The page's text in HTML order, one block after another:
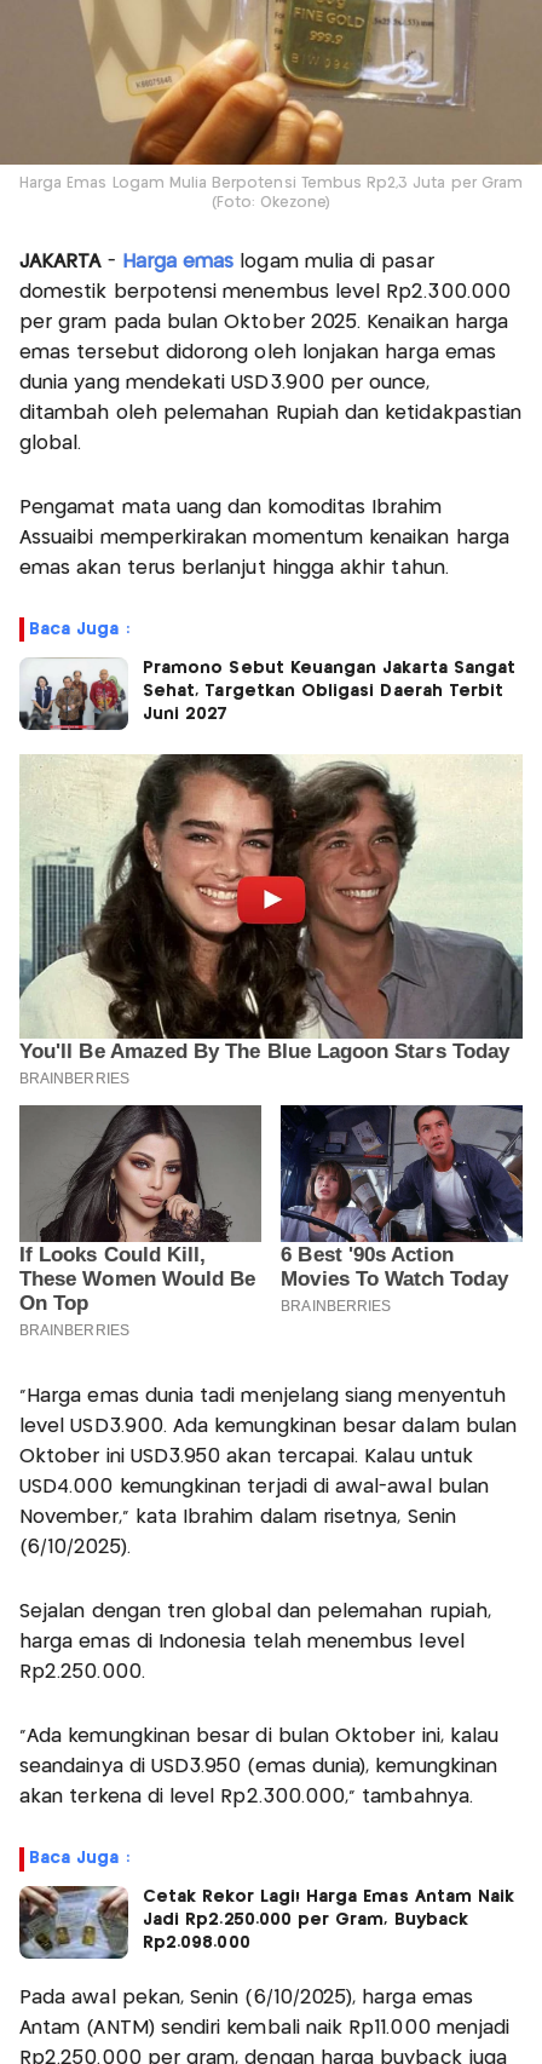
Harga Emas Logam Mulia Berpotensi Tembus Rp2,3 Juta per Gram
(Foto: Okezone)
JAKARTA - Harga emas logam mulia di pasar
domestik berpotensi menembus level Rp2.300.000
per gram pada bulan Oktober 2025. Kenaikan harga
emas tersebut didorong oleh lonjakan harga emas
dunia yang mendekati USD3.900 per ounce,
ditambah oleh pelemahan Rupiah dan ketidakpastian
global.
Pengamat mata uang dan komoditas Ibrahim
Assuaibi memperkirakan momentum kenaikan harga
emas akan terus berlanjut hingga akhir tahun.
Baca Juga :
Pramono Sebut Keuangan Jakarta Sangat
Sehat, Targetkan Obligasi Daerah Terbit
Juni 2027
“Harga emas dunia tadi menjelang siang menyentuh
level USD3.900. Ada kemungkinan besar dalam bulan
Oktober ini USD3.950 akan tercapai. Kalau untuk
USD4.000 kemungkinan terjadi di awal-awal bulan
November,” kata Ibrahim dalam risetnya, Senin
(6/10/2025).
Sejalan dengan tren global dan pelemahan rupiah,
harga emas di Indonesia telah menembus level
Rp2.250.000.
“Ada kemungkinan besar di bulan Oktober ini, kalau
seandainya di USD3.950 (emas dunia), kemungkinan
akan terkena di level Rp2.300.000,” tambahnya.
Baca Juga :
Cetak Rekor Lagi! Harga Emas Antam Naik
Jadi Rp2.250.000 per Gram, Buyback
Rp2.098.000
Pada awal pekan, Senin (6/10/2025), harga emas
Antam (ANTM) sendiri kembali naik Rp11.000 menjadi
Rp2.250.000 per gram, dengan harga buyback juga